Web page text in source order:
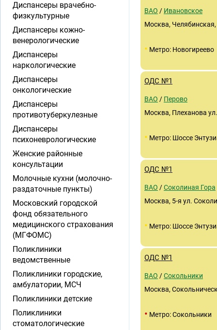
ВАО / Ивановское
Москва,
• Метро: Новогиреево
ОДС №1
ВАО / Перово
Москва, Плеханова
• Метро: Шоссе
ОДС №1
ВАО /Соколиная Гора
Москва, 5-я ул.
• Метро: Шоссе
ОДС №1
ВАО /Сокольники
Москва,
• Метро: Сокольники
Диспансеры врачебно-
физкультурные
Диспансеры кожно-
венерологические
Диспансеры
наркологические
Диспансеры
онкологические
Диспансеры
противотуберкулезные
Диспансеры
психоневрологические
Женские районные
консультации
Молочные кухни (молочно-
раздаточные пункты)
Московский городской
фонд обязательного
медицинского страхования
(МГФОМС)
Поликлиники
ведомственные
Поликлиники городские,
амбулатории, МСЧ
Поликлиники детские
Поликлиники
стоматологические